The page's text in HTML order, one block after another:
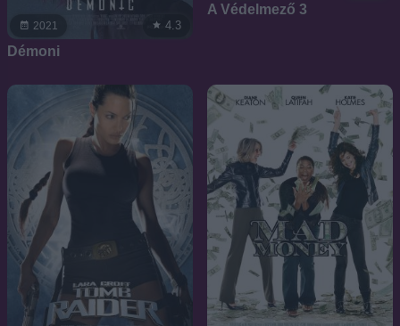
2021 4.3
Démoni
A Védelmező 3